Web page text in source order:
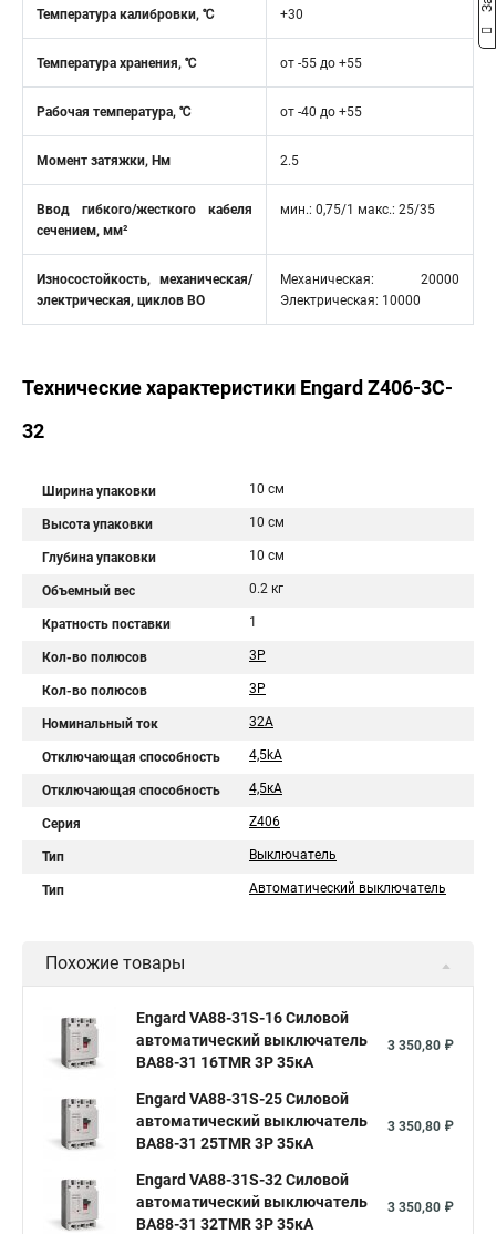
Температура калибровки, ℃ +30
Температура хранения, ℃ от -55 до +55
Рабочая температура, ℃ от -40 до +55
Момент затяжки, Нм 2.5
Ввод гибкого/жесткого кабеля
сечением, мм²
мин.: 0,75/1 макс.: 25/35
Износостойкость, механическая/
электрическая, циклов ВО
Механическая: 20000
Электрическая: 10000
Технические характеристики Engard Z406-3C-
32
Ширина упаковки 10 см
Высота упаковки 10 см
Глубина упаковки 10 см
Объемный вес 0.2 кг
Кратность поставки 1
Кол-во полюсов 3P
Кол-во полюсов 3Р
Номинальный ток 32A
Отключающая способность 4,5kA
Отключающая способность 4,5кA
Серия Z406
Тип Выключатель
Тип Автоматический выключатель
Похожие товары
Engard VA88-31S-16 Силовой
автоматический выключатель
ВА88-31 16TMR 3P 35кА
3 350,80 ₽
Engard VA88-31S-25 Силовой
автоматический выключатель
ВА88-31 25TMR 3P 35кА
3 350,80 ₽
Engard VA88-31S-32 Силовой
автоматический выключатель
ВА88-31 32TMR 3P 35кА
3 350,80 ₽